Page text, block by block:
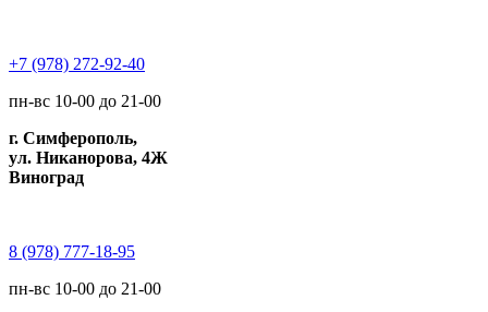
+7 (978) 272-92-40
пн-вс 10-00 до 21-00
г. Симферополь,
ул. Никанорова, 4Ж
Виноград
8 (978) 777-18-95
пн-вс 10-00 до 21-00